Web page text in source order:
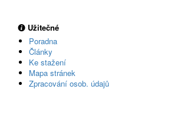
Užitečné
Poradna
Články
Ke stažení
Mapa stránek
Zpracování osob. údajů